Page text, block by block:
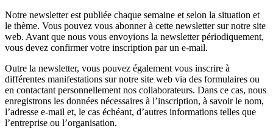
Notre newsletter est publiée chaque semaine et selon la situation et
le thème. Vous pouvez vous abonner à cette newsletter sur notre site
web. Avant que nous vous envoyions la newsletter périodiquement,
vous devez confirmer votre inscription par un e-mail.
Outre la newsletter, vous pouvez également vous inscrire à
différentes manifestations sur notre site web via des formulaires ou
en contactant personnellement nos collaborateurs. Dans ce cas, nous
enregistrons les données nécessaires à l’inscription, à savoir le nom,
l’adresse e-mail et, le cas échéant, d’autres informations telles que
l’entreprise ou l’organisation.